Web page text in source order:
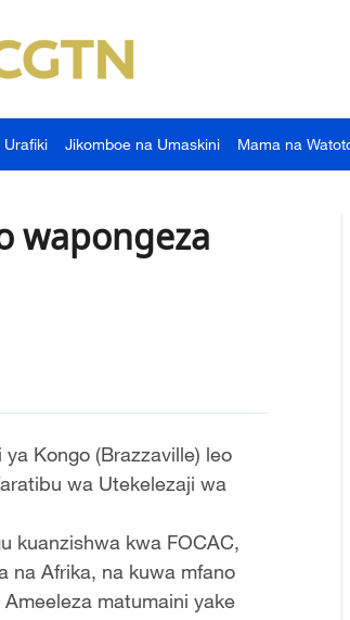
Urafiki Jikomboe na Umaskini Mama na
wapongeza
Kongo (Brazzaville) leo
wa Utekelezaji wa
kuanzishwa kwa FOCAC,
na Afrika, na kuwa mfano
matumaini yake